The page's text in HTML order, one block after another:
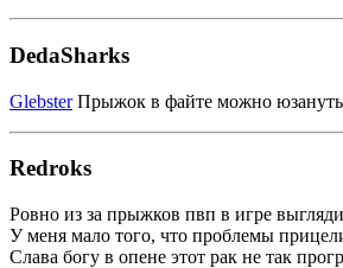
DedaSharks
GlebsterПрыжок в файте можно юзануть
Redroks
Ровно из за прыжков пвп в игре
У меня мало того, что проблемы
Слава богу в опене этот рак не так